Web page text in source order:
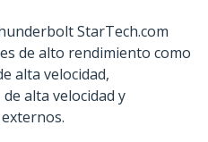
StarTech.com
de alto rendimiento como
alta velocidad,
alta velocidad y